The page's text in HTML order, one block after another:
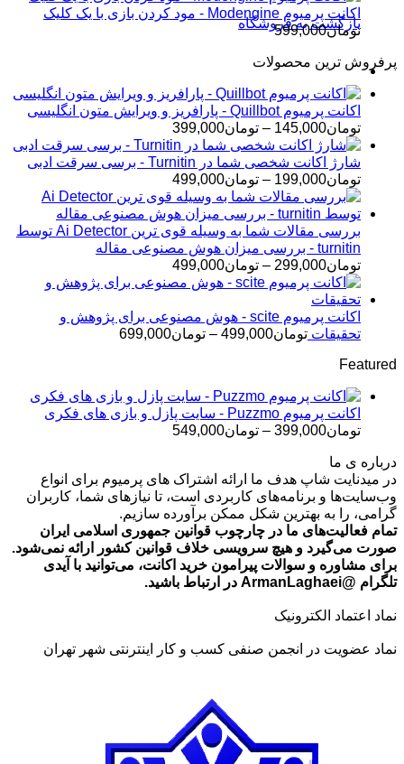
بازگشت به فروشگاه
اکانت پرمیوم Modengine - مود کردن بازی با یک کلیک
تومان599,000
پرفروش ترین محصولات
اکانت پرمیوم Quillbot - پارافریز و ویرایش متون انگلیسی
تومان145,000
– تومان399,000محدوده
قیمت:
تومان145,000
تا
تومان399,000
شارژ اکانت شخصی شما در Turnitin - برسی سرقت ادبی
تومان199,000
– تومان499,000محدوده
قیمت:
تومان199,000
تا
تومان499,000
بررسی مقالات شما به وسیله قوی ترین Ai Detector توسط
turnitin - بررسی میزان هوش مصنوعی مقاله
تومان299,000
– تومان499,000محدوده
قیمت:
تا
تومان499,000
اکانت پرمیوم scite - هوش مصنوعی برای پژوهش و
تحقیقات تومان499,000
– تومان699,000محدوده
تومان699,000
Featured
اکانت پرمیوم Puzzmo - سایت پازل و بازی های فکری
تومان399,000
– تومان549,000
تا
تومان549,000
درباره ی ما
در میدنایت شاپ هدف ما ارائه اشتراک های پرمیوم برای انواع
وب‌سایت‌ها و برنامه‌های کاربردی است، تا نیازهای شما، کاربران
گرامی، را به بهترین شکل ممکن برآورده سازیم.
تمام فعالیت‌های ما در چارچوب قوانین جمهوری اسلامی ایران
صورت می‌گیرد و هیچ سرویسی خلاف قوانین کشور ارائه نمی‌شود.
برای مشاوره و سوالات پیرامون خرید اکانت، می‌توانید با آیدی
تلگرام @ArmanLaghaei در ارتباط باشید.
نماد اعتماد الکترونیک
نماد عضویت در انجمن صنفی کسب و کار اینترنتی شهر تهران